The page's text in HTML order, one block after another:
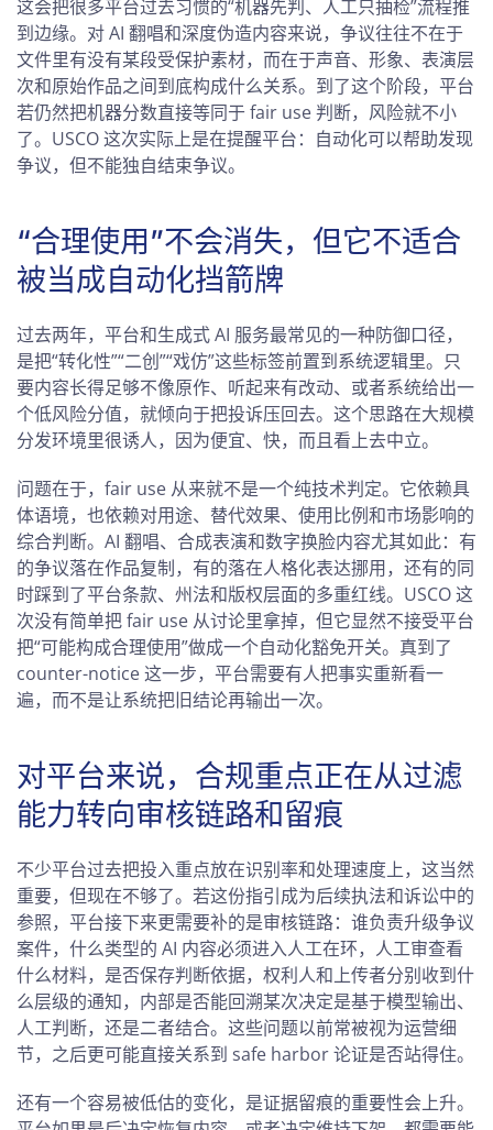
这会把很多平台过去习惯的“机器先判、人工只抽检”流程推
到边缘。对 AI 翻唱和深度伪造内容来说，争议往往不在于
文件里有没有某段受保护素材，而在于声音、形象、表演层
次和原始作品之间到底构成什么关系。到了这个阶段，平台
若仍然把机器分数直接等同于 fair use 判断，风险就不小
了。USCO 这次实际上是在提醒平台：自动化可以帮助发现
争议，但不能独自结束争议。
“合理使用”不会消失，但它不适合
被当成自动化挡箭牌
过去两年，平台和生成式 AI 服务最常见的一种防御口径，
是把“转化性”“二创”“戏仿”这些标签前置到系统逻辑里。只
要内容长得足够不像原作、听起来有改动、或者系统给出一
个低风险分值，就倾向于把投诉压回去。这个思路在大规模
分发环境里很诱人，因为便宜、快，而且看上去中立。
问题在于，fair use 从来就不是一个纯技术判定。它依赖具
体语境，也依赖对用途、替代效果、使用比例和市场影响的
综合判断。AI 翻唱、合成表演和数字换脸内容尤其如此：有
的争议落在作品复制，有的落在人格化表达挪用，还有的同
时踩到了平台条款、州法和版权层面的多重红线。USCO 这
次没有简单把 fair use 从讨论里拿掉，但它显然不接受平台
把“可能构成合理使用”做成一个自动化豁免开关。真到了
counter-notice 这一步，平台需要有人把事实重新看一
遍，而不是让系统把旧结论再输出一次。
对平台来说，合规重点正在从过滤
能力转向审核链路和留痕
不少平台过去把投入重点放在识别率和处理速度上，这当然
重要，但现在不够了。若这份指引成为后续执法和诉讼中的
参照，平台接下来更需要补的是审核链路：谁负责升级争议
案件，什么类型的 AI 内容必须进入人工在环，人工审查看
什么材料，是否保存判断依据，权利人和上传者分别收到什
么层级的通知，内部是否能回溯某次决定是基于模型输出、
人工判断，还是二者结合。这些问题以前常被视为运营细
节，之后更可能直接关系到 safe harbor 论证是否站得住。
还有一个容易被低估的变化，是证据留痕的重要性会上升。